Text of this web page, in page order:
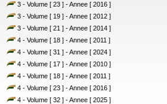
3 - Volume [ 23 ] - Annee [ 2016 ]
3 - Volume [ 19 ] - Annee [ 2012 ]
3 - Volume [ 21 ] - Annee [ 2014 ]
4 - Volume [ 18 ] - Annee [ 2011 ]
4 - Volume [ 31 ] - Annee [ 2024 ]
4 - Volume [ 17 ] - Annee [ 2010 ]
4 - Volume [ 18 ] - Annee [ 2011 ]
4 - Volume [ 23 ] - Annee [ 2016 ]
4 - Volume [ 32 ] - Annee [ 2025 ]